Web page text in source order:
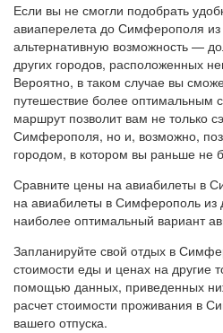
Если вы не смогли подобрать
авиаперелета до Симферополя из
альтернативную возможность —
других городов, расположенных
Вероятно, в таком случае вы
путешествие более оптимальным
маршрут позволит вам не только
Симферополя, но и, возможно,
городом, в котором вы раньше не
Сравните цены на авиабилеты в
на авиабилеты в Симферополь из
наиболее оптимальный вариант
Запланируйте свой отдых в
стоимости еды и ценах на
помощью данных, приведенных
расчет стоимости проживания в
вашего отпуска.